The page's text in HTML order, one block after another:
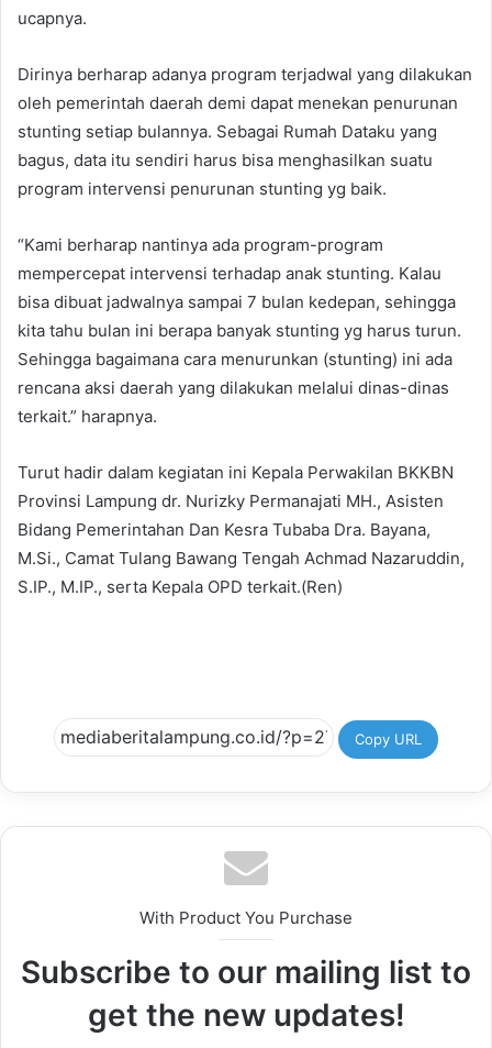
ucapnya.
Dirinya berharap adanya program terjadwal yang dilakukan
oleh pemerintah daerah demi dapat menekan penurunan
stunting setiap bulannya. Sebagai Rumah Dataku yang
bagus, data itu sendiri harus bisa menghasilkan suatu
program intervensi penurunan stunting yg baik.
“Kami berharap nantinya ada program-program
mempercepat intervensi terhadap anak stunting. Kalau
bisa dibuat jadwalnya sampai 7 bulan kedepan, sehingga
kita tahu bulan ini berapa banyak stunting yg harus turun.
Sehingga bagaimana cara menurunkan (stunting) ini ada
rencana aksi daerah yang dilakukan melalui dinas-dinas
terkait.” harapnya.
Turut hadir dalam kegiatan ini Kepala Perwakilan BKKBN
Provinsi Lampung dr. Nurizky Permanajati MH., Asisten
Bidang Pemerintahan Dan Kesra Tubaba Dra. Bayana,
M.Si., Camat Tulang Bawang Tengah Achmad Nazaruddin,
S.IP., M.IP., serta Kepala OPD terkait.(Ren)
Copy URL
With Product You Purchase
Subscribe to our mailing list to
get the new updates!